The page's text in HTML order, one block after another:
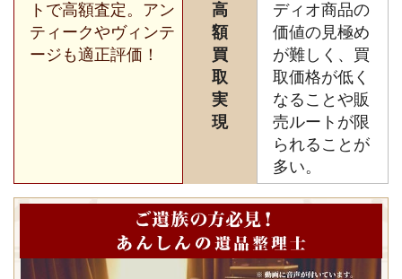
トで高額査定。アン
ティークやヴィンテ
ージも適正評価！
高
額
買
取
実
現
ディオ商品の
価値の見極め
が難しく、買
取価格が低く
なることや販
売ルートが限
られることが
多い。